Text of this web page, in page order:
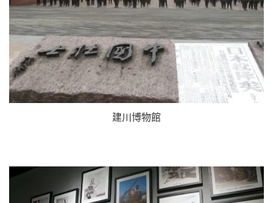
建川博物館